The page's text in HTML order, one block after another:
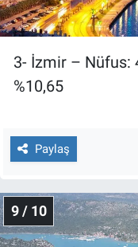
3- İzmir – Nüfus:
%10,65
Paylaş
9 / 10